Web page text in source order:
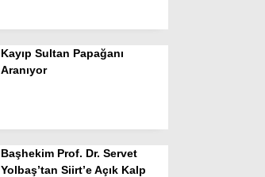
Kayıp Sultan Papağanı
Aranıyor
Başhekim Prof. Dr. Servet
Yolbaş’tan Siirt’e Açık Kalp